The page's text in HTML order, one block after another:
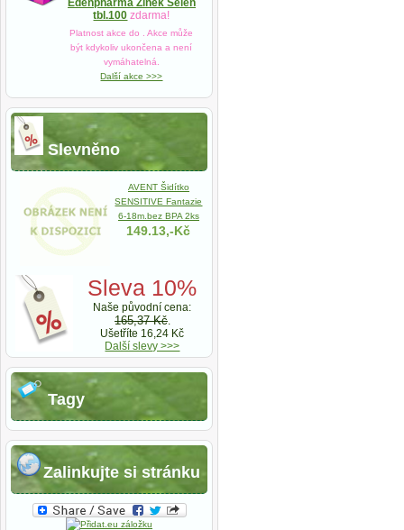
Edenpharma Zinek Selen
tbl.100 zdarma!
Platnost akce do
. Akce může
být kdykoliv ukončena a není
vymáhatelná.
Další akce >>>
Slevněno
AVENT Šidítko
SENSITIVE Fantazie
6-18m.bez BPA 2ks
149.13,-Kč
Sleva 10%
Naše původní cena:
165,37 Kč.
Ušetříte 16,24 Kč
Další slevy >>>
Tagy
Zalinkujte si stránku